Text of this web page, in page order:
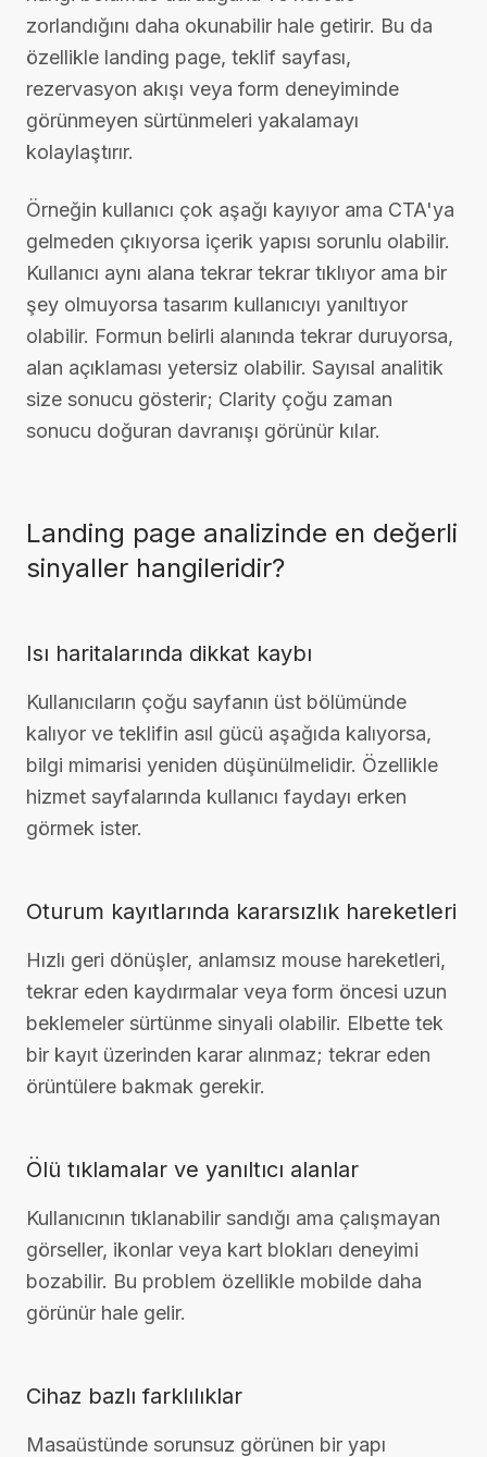
zorlandığını daha okunabilir hale getirir. Bu da
özellikle landing page, teklif sayfası,
rezervasyon akışı veya form deneyiminde
görünmeyen sürtünmeleri yakalamayı
kolaylaştırır.
Örneğin kullanıcı çok aşağı kayıyor ama CTA'ya
gelmeden çıkıyorsa içerik yapısı sorunlu olabilir.
Kullanıcı aynı alana tekrar tekrar tıklıyor ama bir
şey olmuyorsa tasarım kullanıcıyı yanıltıyor
olabilir. Formun belirli alanında tekrar duruyorsa,
alan açıklaması yetersiz olabilir. Sayısal analitik
size sonucu gösterir; Clarity çoğu zaman
sonucu doğuran davranışı görünür kılar.
Landing page analizinde en değerli
sinyaller hangileridir?
Isı haritalarında dikkat kaybı
Kullanıcıların çoğu sayfanın üst bölümünde
kalıyor ve teklifin asıl gücü aşağıda kalıyorsa,
bilgi mimarisi yeniden düşünülmelidir. Özellikle
hizmet sayfalarında kullanıcı faydayı erken
görmek ister.
Oturum kayıtlarında kararsızlık hareketleri
Hızlı geri dönüşler, anlamsız mouse hareketleri,
tekrar eden kaydırmalar veya form öncesi uzun
beklemeler sürtünme sinyali olabilir. Elbette tek
bir kayıt üzerinden karar alınmaz; tekrar eden
örüntülere bakmak gerekir.
Ölü tıklamalar ve yanıltıcı alanlar
Kullanıcının tıklanabilir sandığı ama çalışmayan
görseller, ikonlar veya kart blokları deneyimi
bozabilir. Bu problem özellikle mobilde daha
görünür hale gelir.
Cihaz bazlı farklılıklar
Masaüstünde sorunsuz görünen bir yapı